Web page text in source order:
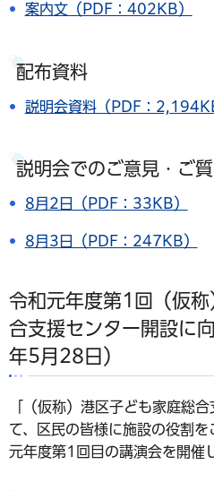
案内文（PDF：402KB）
配布資料
説明会資料（PDF：
説明会でのご意見・ご質
8月2日（PDF：33KB）
8月3日（PDF：247KB）
令和元年度第1回（仮
合支援センター開設に
年5月28日）
「（仮称）港区子ども家庭総
て、区民の皆様に施設の役割
元年度第1回目の講演会を開催